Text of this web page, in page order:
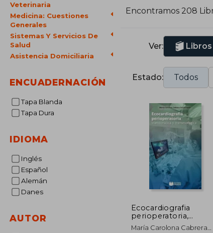
Veterinaria
Medicina: Cuestiones
Generales
Sistemas Y Servicios De
Salud
Asistencia Domiciliaria
ENCUADERNACIÓN
Tapa Blanda
Tapa Dura
IDIOMA
Inglés
Español
Alemán
Danes
AUTOR
Encontramos 208
Ver:
Estado: Todos
Ecocardiografia
perioperatoria,
transtoracica y
María Carolona Cabrera